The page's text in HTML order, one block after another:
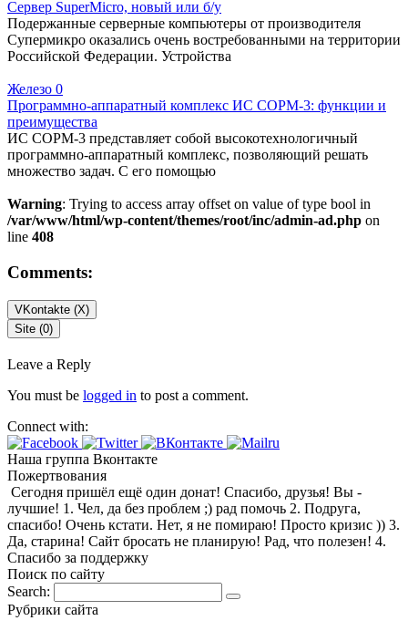
Сервер SuperMicro, новый или б/у
Подержанные серверные компьютеры от производителя
Супермикро оказались очень востребованными на территории
Российской Федерации. Устройства
Железо 0
Программно-аппаратный комплекс ИС СОРМ-3: функции и
преимущества
ИС СОРМ-3 представляет собой высокотехнологичный
программно-аппаратный комплекс, позволяющий решать
множество задач. С его помощью
Warning: Trying to access array offset on value of type bool in
/var/www/html/wp-content/themes/root/inc/admin-ad.php on
line 408
Comments:
VKontakte (X)
Site (0)
Leave a Reply
You must be logged in to post a comment.
Connect with:
Наша группа Вконтакте
Пожертвования
Сегодня пришёл ещё один донат! Спасибо, друзья! Вы -
лучшие! 1. Чел, да без проблем ;) рад помочь 2. Подруга,
спасибо! Очень кстати. Нет, я не помираю! Просто кризис )) 3.
Да, старина! Сайт бросать не планирую! Рад, что полезен! 4.
Спасибо за поддержку
Поиск по сайту
Search:
Рубрики сайта